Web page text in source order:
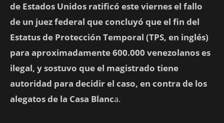
de Estados Unidos ratificó este viernes el fallo
de un juez federal que concluyó que el fin del
Estatus de Protección Temporal (TPS, en inglés)
para aproximadamente 600.000 venezolanos es
ilegal, y sostuvo que el magistrado tiene
autoridad para decidir el caso, en contra de los
alegatos de la Casa Blanca.